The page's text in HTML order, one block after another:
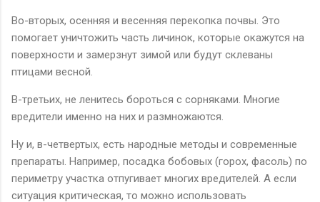
Во-вторых, осенняя и весенняя перекопка почвы. Это
помогает уничтожить часть личинок, которые окажутся на
поверхности и замерзнут зимой или будут склеваны
птицами весной.
В-третьих, не ленитесь бороться с сорняками. Многие
вредители именно на них и размножаются.
Ну и, в-четвертых, есть народные методы и современные
препараты. Например, посадка бобовых (горох, фасоль) по
периметру участка отпугивает многих вредителей. А если
ситуация критическая, то можно использовать